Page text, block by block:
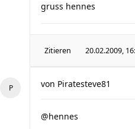
gruss hennes
Zitieren 20.02.2009,
von Piratesteve81
@hennes